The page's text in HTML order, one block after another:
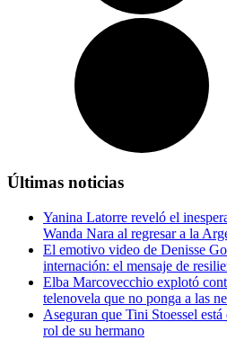
Últimas noticias
Yanina Latorre reveló el
Wanda Nara al regresar a la
El emotivo video de Denisse
internación: el mensaje de
Elba Marcovecchio explotó
telenovela que no ponga a las
Aseguran que Tini Stoessel
rol de su hermano